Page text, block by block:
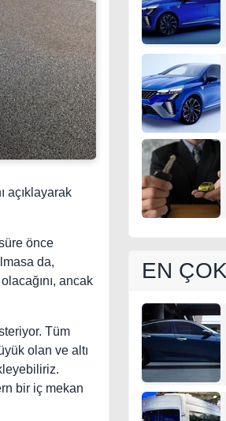
açıklayarak
önce
da,
ancak
Tüm
olan ve altı
bir iç mekan
EN